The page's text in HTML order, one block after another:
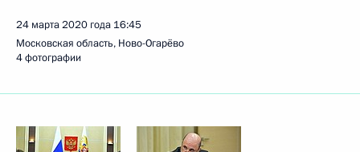
24 марта 2020 года 16:45
Московская область, Ново-Огарёво
4 фотографии